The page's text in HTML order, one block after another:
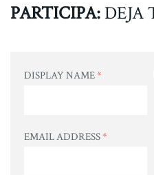
PARTICIPA: DEJA
DISPLAY NAME*
EMAIL ADDRESS*